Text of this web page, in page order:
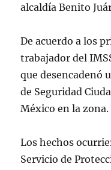
alcaldía Benito
De acuerdo a los
trabajador del
que desencadenó
de Seguridad
México en la zona.
Los hechos
Servicio de